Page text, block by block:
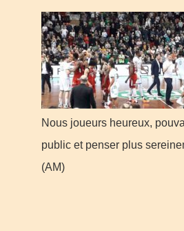
Nous joueurs heureux,
public et penser plus
(AM)